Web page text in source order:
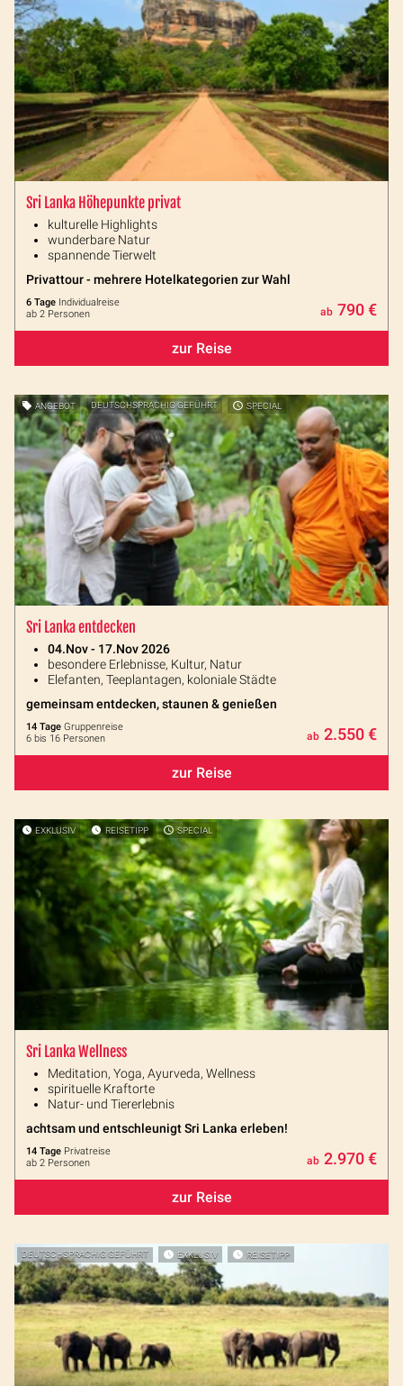
Sri Lanka Höhepunkte privat
kulturelle Highlights
wunderbare Natur
spannende Tierwelt
Privattour - mehrere Hotelkategorien zur Wahl
6 Tage Individualreise
ab 2 Personen
ab 790 €
zur Reise
ANGEBOT DEUTSCHSPRACHIG GEFÜHRT SPECIAL
Sri Lanka entdecken
04.Nov - 17.Nov 2026
besondere Erlebnisse, Kultur, Natur
Elefanten, Teeplantagen, koloniale Städte
gemeinsam entdecken, staunen & genießen
14 Tage Gruppenreise
6 bis 16 Personen
ab 2.550 €
zur Reise
EXKLUSIV REISETIPP SPECIAL
Sri Lanka Wellness
Meditation, Yoga, Ayurveda, Wellness
spirituelle Kraftorte
Natur- und Tiererlebnis
achtsam und entschleunigt Sri Lanka erleben!
14 Tage Privatreise
ab 2 Personen
ab 2.970 €
zur Reise
DEUTSCHSPRACHIG GEFÜHRT EXKLUSIV REISETIPP